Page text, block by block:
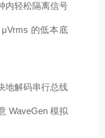
内轻松隔离信号
的低本底
地解码串行总线
WaveGen 模拟